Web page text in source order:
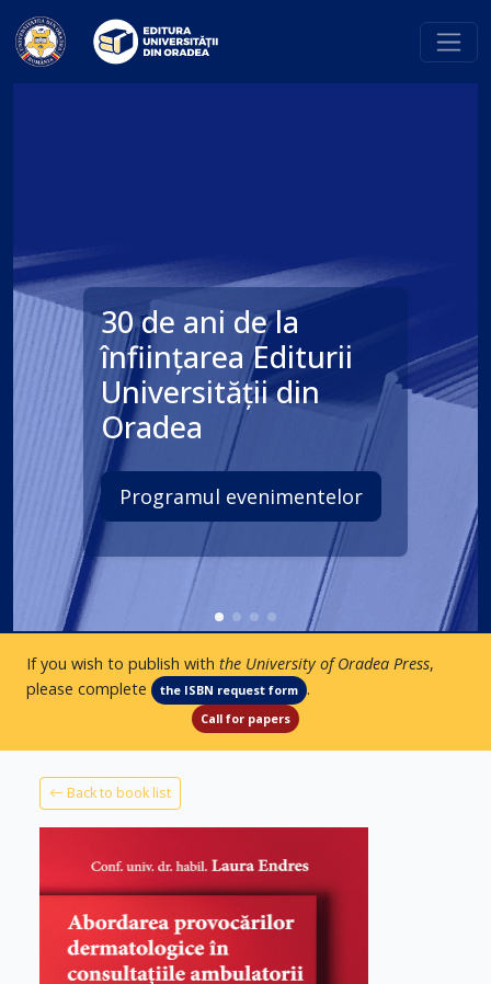
30 de ani de la
înființarea Editurii
Universității din
Oradea
Programul evenimentelor
If you wish to publish with the University of Oradea Press,
please complete
the ISBN request form .
Call for papers
Back to book list